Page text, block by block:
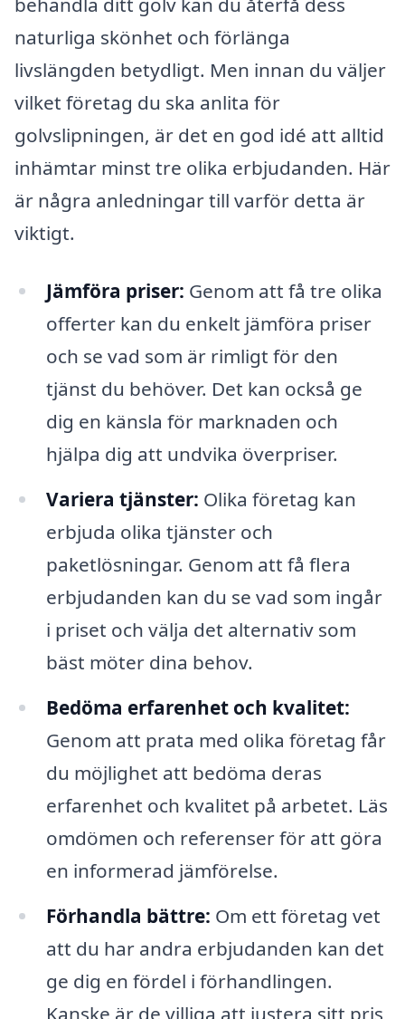
naturliga skönhet och förlänga
livslängden betydligt. Men innan du väljer
vilket företag du ska anlita för
golvslipningen, är det en god idé att alltid
inhämtar minst tre olika erbjudanden. Här
är några anledningar till varför detta är
viktigt.
Jämföra priser: Genom att få tre olika
offerter kan du enkelt jämföra priser
och se vad som är rimligt för den
tjänst du behöver. Det kan också ge
dig en känsla för marknaden och
hjälpa dig att undvika överpriser.
Variera tjänster: Olika företag kan
erbjuda olika tjänster och
paketlösningar. Genom att få flera
erbjudanden kan du se vad som ingår
i priset och välja det alternativ som
bäst möter dina behov.
Bedöma erfarenhet och kvalitet:
Genom att prata med olika företag får
du möjlighet att bedöma deras
erfarenhet och kvalitet på arbetet. Läs
omdömen och referenser för att göra
en informerad jämförelse.
Förhandla bättre: Om ett företag vet
att du har andra erbjudanden kan det
ge dig en fördel i förhandlingen.
Kanske är de villiga att justera sitt pris